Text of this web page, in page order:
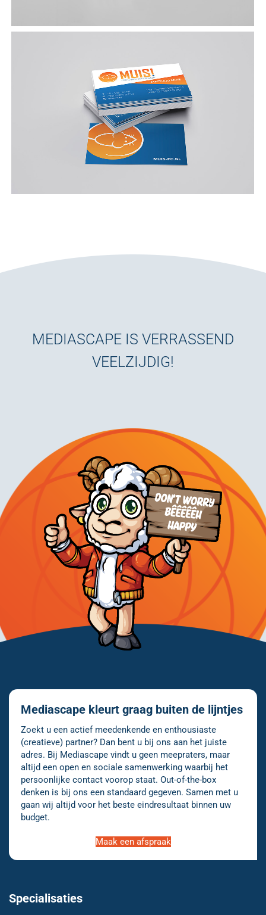
MEDIASCAPE IS VERRASSEND
VEELZIJDIG!
Mediascape kleurt graag buiten de lijntjes
Zoekt u een actief meedenkende en enthousiaste
(creatieve) partner? Dan bent u bij ons aan het juiste
adres. Bij Mediascape vindt u geen meepraters, maar
altijd een open en sociale samenwerking waarbij het
persoonlijke contact voorop staat. Out-of-the-box
denken is bij ons een standaard gegeven. Samen met u
gaan wij altijd voor het beste eindresultaat binnen uw
budget.
Maak een afspraak
Specialisaties